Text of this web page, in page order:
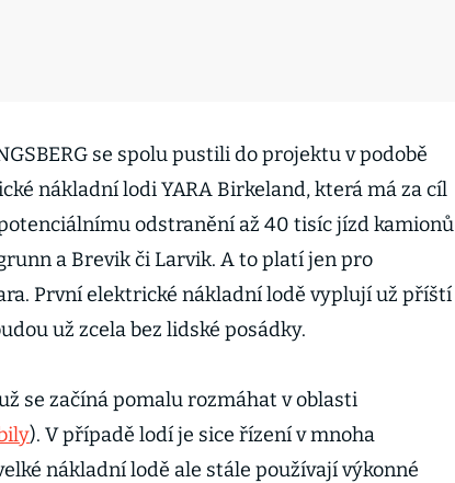
se spolu pustili do projektu v podobě
nákladní lodi YARA Birkeland, která má za cíl
odstranění až 40 tisíc jízd kamionů
a Brevik či Larvik. A to platí jen pro
První elektrické nákladní lodě vyplují už příští
už zcela bez lidské posádky.
se začíná pomalu rozmáhat v oblasti
). V případě lodí je sice řízení v mnoha
nákladní lodě ale stále používají výkonné